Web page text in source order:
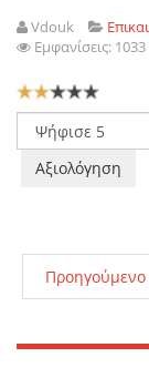
Vdouk
Εμφανίσεις: 1033
Αξιολόγηση
Χρήστη:2/5
Παρακαλώ
αξιολογήστε
Προηγούμενο